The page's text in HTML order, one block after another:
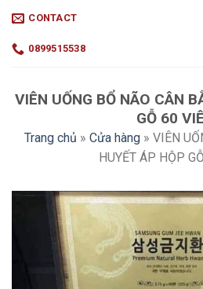
content
CONTACT
0899515538
VIÊN UỐNG BỔ NÃO CÂN
GỖ 60
Trang chủ » Cửa hàng » VIÊN
HUYẾT ÁP HỘP